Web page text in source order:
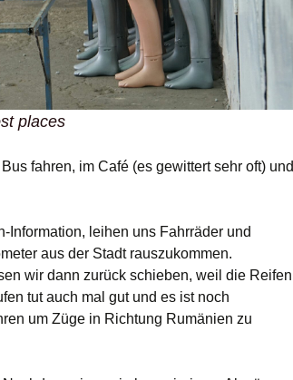
places
fahren, im Café (es gewittert sehr oft) und
Information, leihen uns Fahrräder und
aus der Stadt rauszukommen.
wir dann zurück schieben, weil die Reifen
tut auch mal gut und es ist noch
um Züge in Richtung Rumänien zu